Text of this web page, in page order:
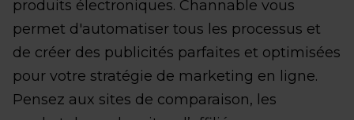
produits électroniques. Channable vous
permet d'automatiser tous les processus et
de créer des publicités parfaites et optimisées
pour votre stratégie de marketing en ligne.
Pensez aux sites de comparaison, les